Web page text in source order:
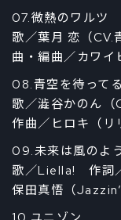
07.微熱のワルツ
歌／葉月 恋（
曲・編曲／カワイ
08.青空を待ってる
歌／澁谷かのん
作曲／ヒロキ（
09.未来は風のよ
歌／Liella! 作詞
保田真悟（